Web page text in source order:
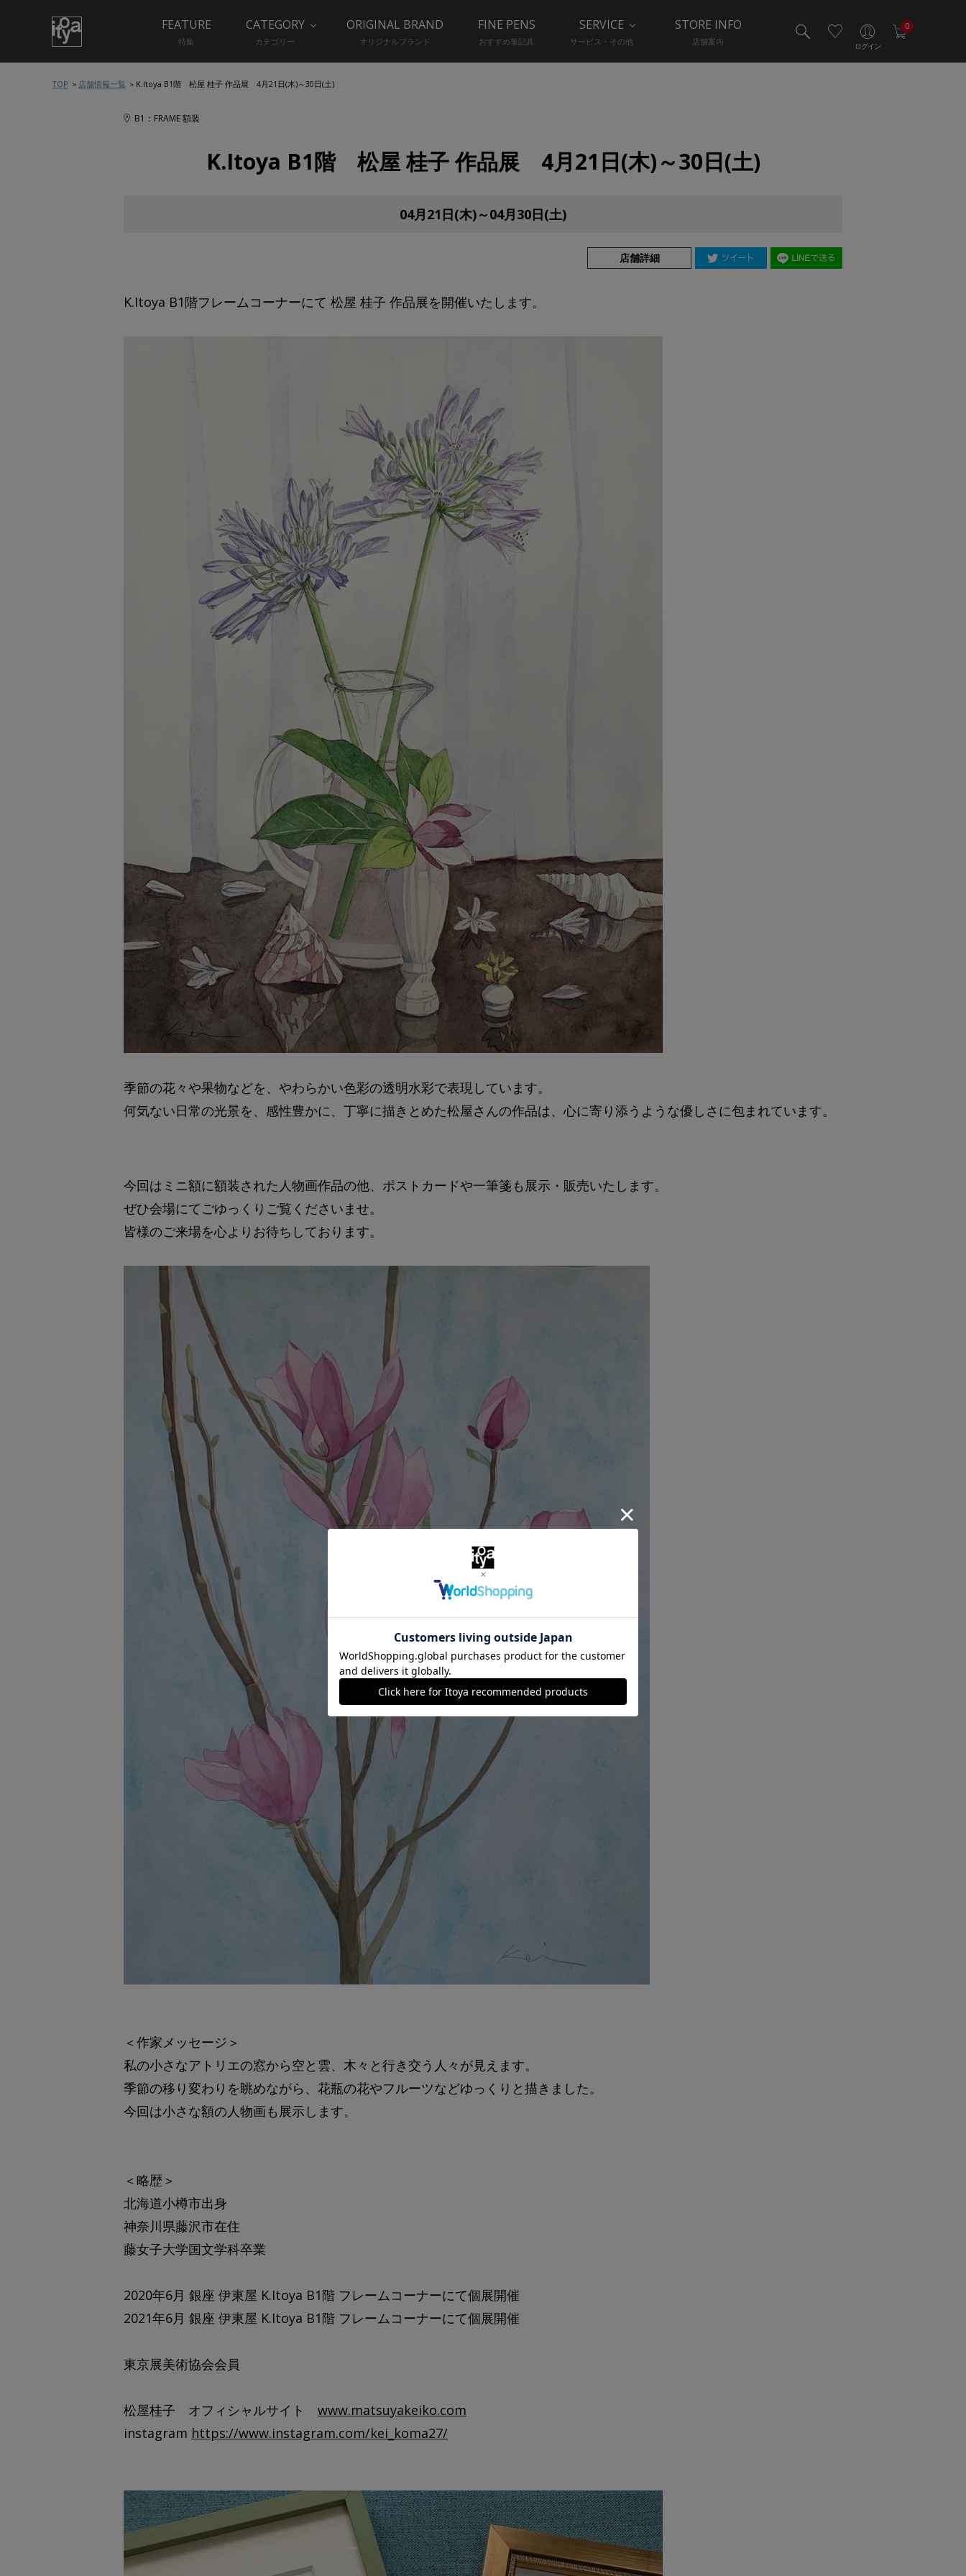
ログイン
0
FEATURE
特集
CATEGORY
カテゴリー
ORIGINAL BRAND
オリジナルブランド
FINE PENS
おすすめ筆記具
SERVICE
サービス・その他
STORE INFO
店舗案内
TOP 店舗情報一覧 K.Itoya B1階 松屋 桂子 作品展 4月21日(木)～30日(土)
B1：FRAME 額装
K.Itoya B1階 松屋 桂子 作品展 4月21日(木)～30日(土)
04月21日(木)～04月30日(土)
店舗詳細
K.Itoya B1階フレームコーナーにて 松屋 桂子 作品展を開催いたします。
季節の花々や果物などを、やわらかい色彩の透明水彩で表現しています。
何気ない日常の光景を、感性豊かに、丁寧に描きとめた松屋さんの作品は、心に寄り添うような優しさに包まれています。
今回はミニ額に額装された人物画作品の他、ポストカードや一筆箋も展示・販売いたします。
ぜひ会場にてごゆっくりご覧くださいませ。
皆様のご来場を心よりお待ちしております。
＜作家メッセージ＞
私の小さなアトリエの窓から空と雲、木々と行き交う人々が見えます。
季節の移り変わりを眺めながら、花瓶の花やフルーツなどゆっくりと描きました。
今回は小さな額の人物画も展示します。
＜略歴＞
北海道小樽市出身
神奈川県藤沢市在住
藤女子大学国文学科卒業
2020年6月 銀座 伊東屋 K.Itoya B1階 フレームコーナーにて個展開催
2021年6月 銀座 伊東屋 K.Itoya B1階 フレームコーナーにて個展開催
東京展美術協会会員
松屋桂子 オフィシャルサイト www.matsuyakeiko.com
instagram https://www.instagram.com/kei_koma27/